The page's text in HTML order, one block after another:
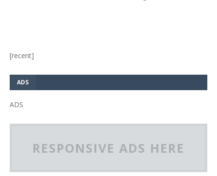
[recent]
ADS
ADS
RESPONSIVE ADS HERE